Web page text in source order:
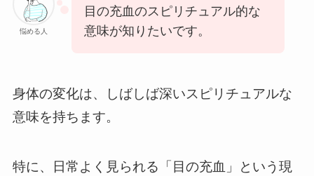
悩める人
目の充血のスピリチュアル的な
意味が知りたいです。
身体の変化は、しばしば深いスピリチュアルな
意味を持ちます。
特に、日常よく見られる「目の充血」という現